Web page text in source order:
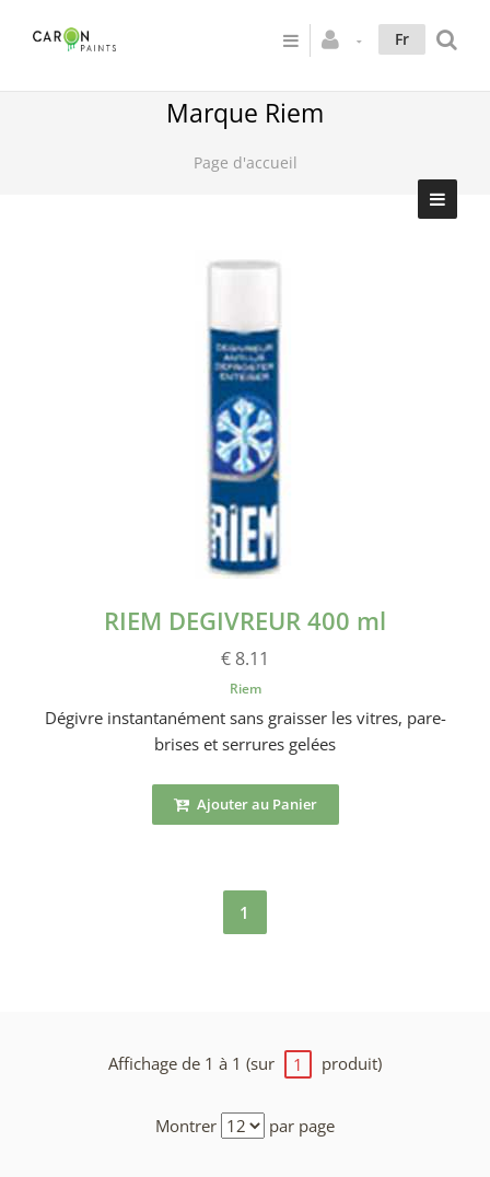
Fr
Marque Riem
Page d'accueil
RIEM DEGIVREUR 400 ml
€ 8.11
Riem
Dégivre instantanément sans graisser les vitres, pare-
brises et serrures gelées
Ajouter au Panier
1
Affichage de 1 à 1 (sur 1 produit)
Montrer par page